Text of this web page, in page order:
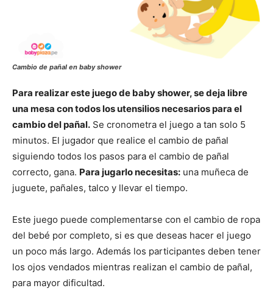
Cambio de pañal en baby shower
Para realizar este juego de baby shower, se deja libre
una mesa con todos los utensilios necesarios para el
cambio del pañal. Se cronometra el juego a tan solo 5
minutos. El jugador que realice el cambio de pañal
siguiendo todos los pasos para el cambio de pañal
correcto, gana. Para jugarlo necesitas: una muñeca de
juguete, pañales, talco y llevar el tiempo.
Este juego puede complementarse con el cambio de ropa
del bebé por completo, si es que deseas hacer el juego
un poco más largo. Además los participantes deben tener
los ojos vendados mientras realizan el cambio de pañal,
para mayor dificultad.